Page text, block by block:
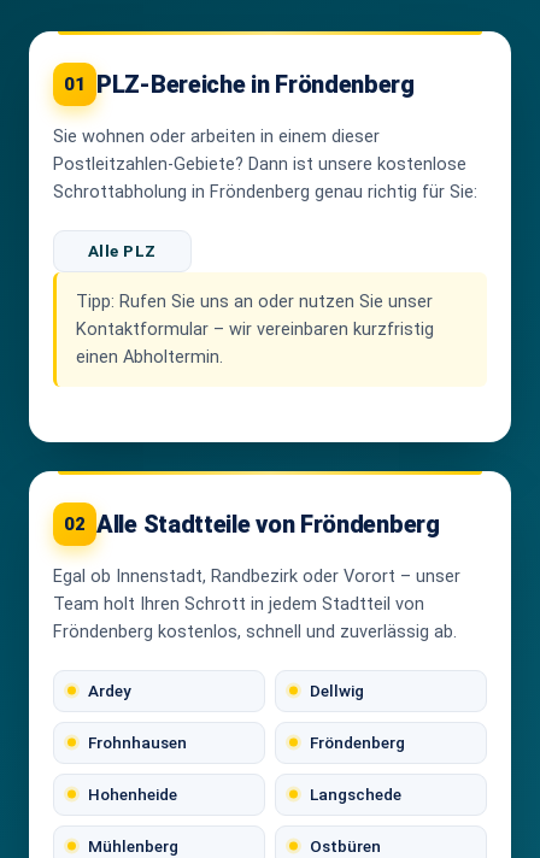
01 PLZ-Bereiche in Fröndenberg
Sie wohnen oder arbeiten in einem dieser
Postleitzahlen-Gebiete? Dann ist unsere kostenlose
Schrottabholung in Fröndenberg genau richtig für Sie:
Alle PLZ
Tipp: Rufen Sie uns an oder nutzen Sie unser
Kontaktformular – wir vereinbaren kurzfristig
einen Abholtermin.
02 Alle Stadtteile von Fröndenberg
Egal ob Innenstadt, Randbezirk oder Vorort – unser
Team holt Ihren Schrott in jedem Stadtteil von
Fröndenberg kostenlos, schnell und zuverlässig ab.
Ardey Dellwig
Frohnhausen Fröndenberg
Hohenheide Langschede
Mühlenberg Ostbüren